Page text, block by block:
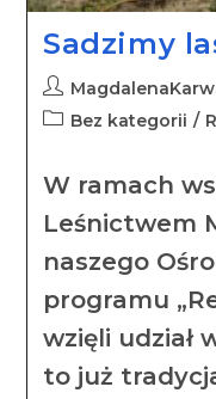
Bez kategorii /
W ramach
Leśnictwem
naszego
programu
wzięli udział
to już